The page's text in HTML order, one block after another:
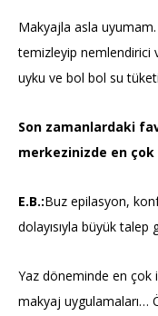
Makyajla asla
temizleyip nemlendirici
uyku ve bol bol su
Son zamanlardaki
merkezinizde en
E.B.:Buz epilasyon,
dolayısıyla büyük talep
Yaz döneminde en çok
makyaj uygulamaları…